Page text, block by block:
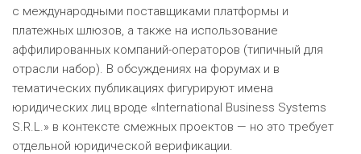
с международными поставщиками платформы и
платежных шлюзов, а также на использование
аффилированных компаний-операторов (типичный для
отрасли набор). В обсуждениях на форумах и в
тематических публикациях фигурируют имена
юридических лиц вроде «International Business Systems
S.R.L.» в контексте смежных проектов — но это требует
отдельной юридической верификации.